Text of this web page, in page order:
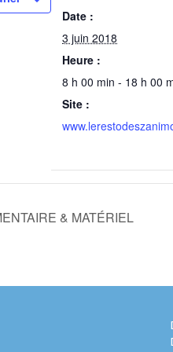
Date :
3 juin 2018
Heure :
8 h 00 min - 18 h 00
Site :
& MATÉRIEL